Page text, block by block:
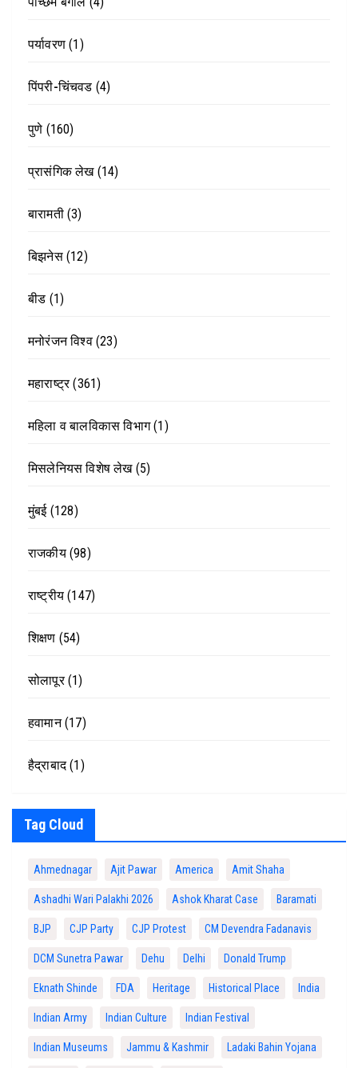
पर्यावरण (1)
पिंपरी-चिंचवड (4)
पुणे (160)
प्रासंगिक लेख(14)
बारामती(3)
बिझनेस(12)
बीड (1)
मनोरंजन विश्व(23)
महाराष्ट्र(361)
महिला व बालविकास विभाग(1)
मिसलेनियस विशेष लेख(5)
मुंबई(128)
राजकीय(98)
राष्ट्रीय (147)
शिक्षण (54)
सोलापूर(1)
हवामान(17)
हैद्राबाद(1)
Tag Cloud
Ahmednagar Ajit Pawar America Amit Shaha
Ashadhi Wari Palakhi 2026 Ashok Kharat Case Baramati
BJP CJP Party CJP Protest CM Devendra Fadanavis
DCM Sunetra Pawar Dehu Delhi Donald Trump
Eknath Shinde FDA Heritage Historical Place India
Indian Army Indian Culture Indian Festival
Indian Museums Jammu & Kashmir Ladaki Bahin Yojana